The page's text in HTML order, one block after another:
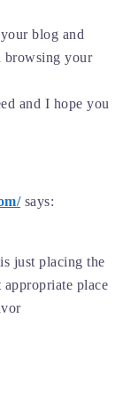
blog and
browsing your
and I hope you
says:
just placing the
place